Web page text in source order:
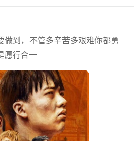
做到，不管多辛苦多艰难你都勇
愿行合一